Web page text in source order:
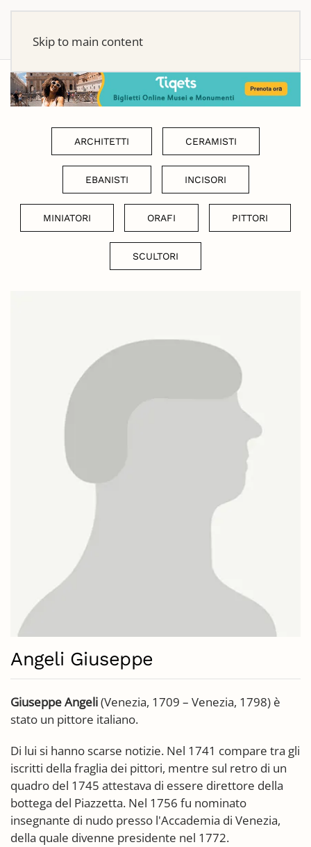
Skip to main content
ARCHITETTI CERAMISTI
EBANISTI INCISORI
MINIATORI ORAFI PITTORI
SCULTORI
Angeli Giuseppe
Giuseppe Angeli(Venezia, 1709 – Venezia, 1798) è
stato un pittore italiano.
Di lui si hanno scarse notizie. Nel 1741 compare tra gli
iscritti della fraglia dei pittori, mentre sul retro di un
quadro del 1745 attestava di essere direttore della
bottega del Piazzetta. Nel 1756 fu nominato
insegnante di nudo presso l'Accademia di Venezia,
della quale divenne presidente nel 1772.